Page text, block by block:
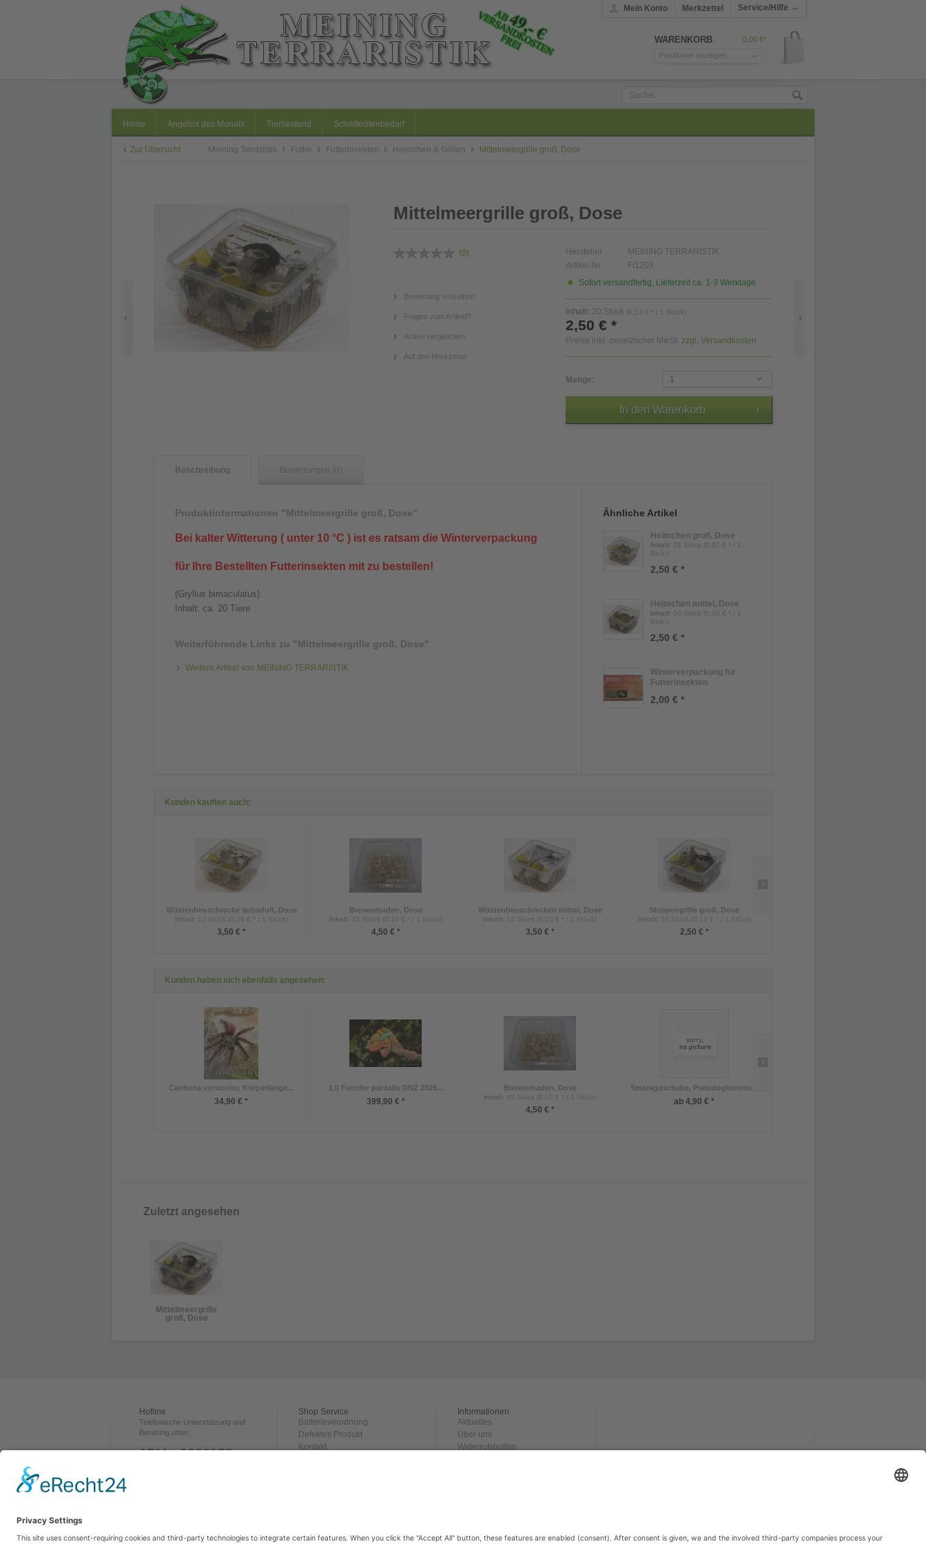
Mein Konto Merkzettel Service/Hilfe
WARENKORB
0,00 €*
Positionen anzeigen
Home Angebot des Monats Tierbestand Schildkrötenbedarf
Zur Übersicht Meining Terraristik Futter Futterinsekten Heimchen & Grillen Mittelmeergrille groß, Dose
Mittelmeergrille groß, Dose
(0)
Bewertung schreiben
Fragen zum Artikel?
Artikel vergleichen
Auf den Merkzettel
Hersteller
MEINING TERRARISTIK
Artikel-Nr.:
FI1203
Sofort versandfertig, Lieferzeit ca. 1-3 Werktage
Inhalt: 20 Stück (0,13 € * / 1 Stück)
2,50 € *
Preise inkl. gesetzlicher MwSt. zzgl. Versandkosten
Menge: 1
Beschreibung Bewertungen (0)
Produktinformationen "Mittelmeergrille groß, Dose"
Bei kalter Witterung ( unter 10 °C ) ist es ratsam die Winterverpackung
für Ihre Bestellten Futterinsekten mit zu bestellen!
(Gryllus bimaculatus)
Inhalt: ca. 20 Tiere
Weiterführende Links zu "Mittelmeergrille groß, Dose"
Weitere Artikel von MEINING TERRARISTIK
Ähnliche Artikel
Heimchen groß, Dose
Inhalt: 35 Stück (0,07 € * / 1
Stck.)
2,50 € *
Heimchen mittel, Dose
Inhalt: 50 Stück (0,05 € * / 1
Stck.)
2,50 € *
Winterverpackung für
Futterinsekten
2,00 € *
Kunden kauften auch:
Wüstenheuschrecke subadult, Dose
Inhalt: 12 Stück (0,29 € * / 1 Stück)
3,50 € *
Bienenmaden, Dose
Inhalt: 45 Stück (0,10 € * / 1 Stück)
4,50 € *
Wüstenheuschrecken mittel, Dose
Inhalt: 14 Stück (0,25 € * / 1 Stück)
3,50 € *
Steppengrille groß, Dose
Inhalt: 20 Stück (0,13 € * / 1 Stück)
2,50 € *
Kunden haben sich ebenfalls angesehen:
Caribena versicolor, Körperlänge...
34,90 € *
1,0 Furcifer pardalis DNZ 2026...
399,90 € *
Bienenmaden, Dose
Inhalt: 45 Stück (0,10 € * / 1 Stück)
4,50 € *
Smaragdschabe, Pseudoglomeris...
ab 4,90 € *
Zuletzt angesehen
Mittelmeergrille
groß, Dose
Hotline
Telefonische Unterstützung und
Beratung unter:
0711 - 3360155
Shop Service
Batterieverodnung
Defektes Produkt
Kontakt
Informationen
Aktuelles
Über uns
Widerrufsbutton